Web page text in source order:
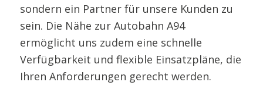
sondern ein Partner für unsere Kunden zu
sein. Die Nähe zur Autobahn A94
ermöglicht uns zudem eine schnelle
Verfügbarkeit und flexible Einsatzpläne, die
Ihren Anforderungen gerecht werden.